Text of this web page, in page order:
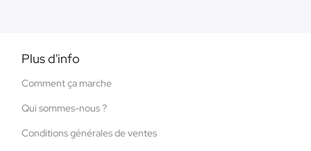
Plus d'info
Comment ça marche
Qui sommes-nous ?
Conditions générales de ventes